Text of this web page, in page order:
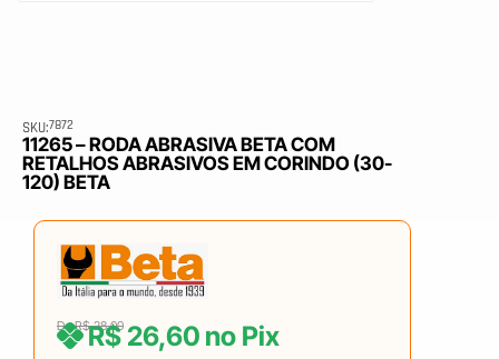
SKU:7872
11265 – RODA ABRASIVA BETA COM
RETALHOS ABRASIVOS EM CORINDO (30-
120) BETA
DeR$28,00
R$26,60 no Pix